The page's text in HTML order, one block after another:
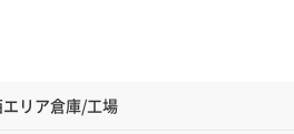
エリア倉庫/工場